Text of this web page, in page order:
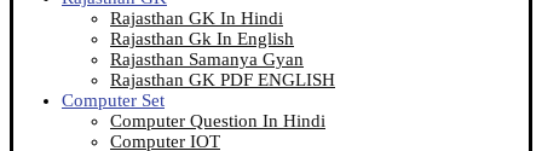
Rajasthan GK In Hindi
Rajasthan Gk In English
Rajasthan Samanya Gyan
Rajasthan GK PDF ENGLISH
Computer Set
Computer Question In Hindi
Computer IOT